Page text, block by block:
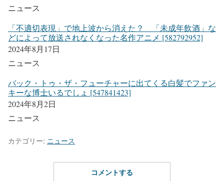
ニュース
「不適切表現」で地上波から消えた？ 「未成年飲酒」な
どによって放送されなくなった名作アニメ [582792952]
2024年8月17日
ニュース
バック・トゥ・ザ・フューチャーに出てくる白髪でファン
キーな博士いるでしょ [547841423]
2024年8月2日
ニュース
カテゴリー: ニュース
コメントする